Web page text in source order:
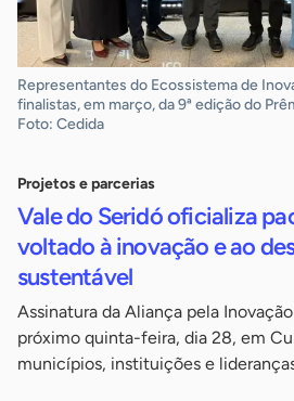
Representantes do Ecossistema de
finalistas, em março, da 9ª edição do
Foto: Cedida
Projetos e parcerias
Vale do Seridó oficializa
voltado à inovação e ao
sustentável
Assinatura da Aliança pela
próximo quinta-feira, dia 28, em
municípios, instituições e